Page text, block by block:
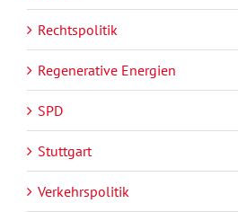
Rechtspolitik
Regenerative Energien
SPD
Stuttgart
Verkehrspolitik